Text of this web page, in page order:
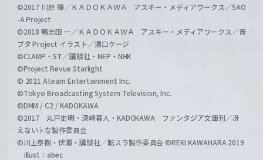
©2017 川原 礫／ＫＡＤＯＫＡＷＡ アスキー・メディアワークス／SAO
-A Project
©2018 鴨志田 一／ＫＡＤＯＫＡＷＡ アスキー・メディアワークス／青
ブタ Project イラスト／溝口ケージ
©CLAMP・ST／講談社・NEP・NHK
©Project Revue Starlight
© 2021 Ateam Entertainment Inc.
©Tokyo Broadcasting System Television, Inc.
©DMM / C2 / KADOKAWA
©2017 丸戸史明・深崎暮人・KADOKAWA ファンタジア文庫刊／冴
えない♭な製作委員会
©川上泰樹・伏瀬・講談社／転スラ製作委員会 ©REKI KAWAHARA 2019
illust：abec